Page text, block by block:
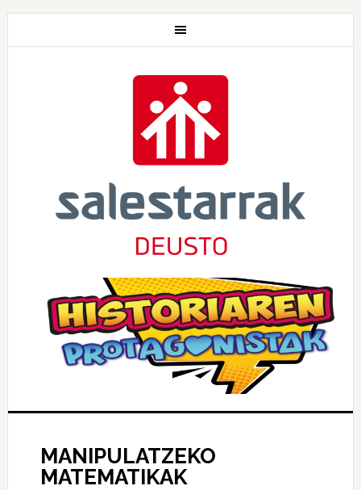
MANIPULATZEKO
MATEMATIKAK